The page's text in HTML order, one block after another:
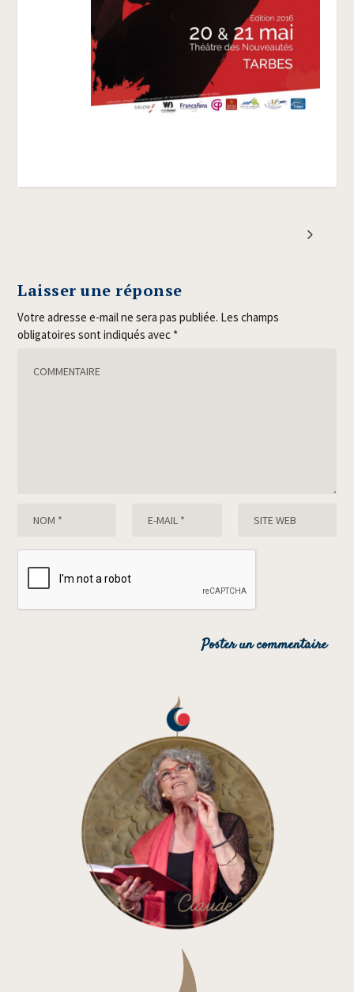
Laisser une réponse
Votre adresse e-mail ne sera pas publiée. Les champs
obligatoires sont indiqués avec *